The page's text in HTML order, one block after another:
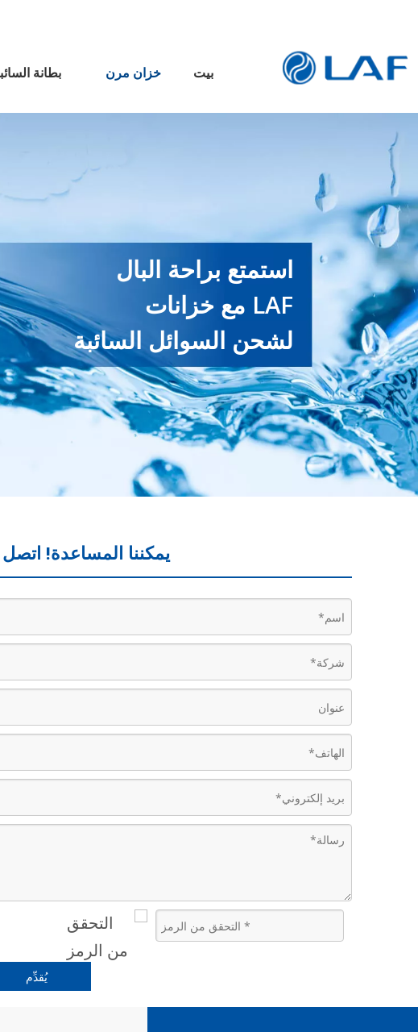
بيت خزان مرن بطانة
استمتع براحة البال
مع خزانات LAF
لشحن السوائل السائبة
يمكننا المساعدة! اتصل
يُقدِّم